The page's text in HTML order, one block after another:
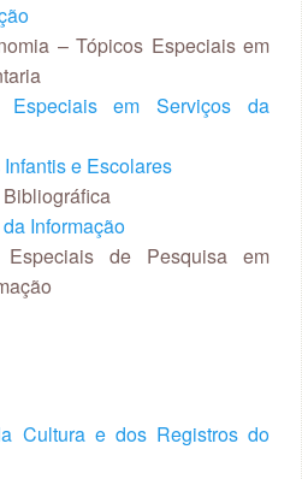
– Tópicos Especiais em
em Serviços da
e Escolares
Informação
de Pesquisa em
Cultura e dos Registros do